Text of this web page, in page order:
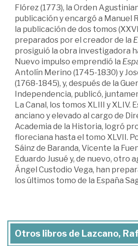
Flórez (1773), la Orden
publicación y encargó a Manuel
la publicación de dos tomos
preparados por el creador de la
prosiguió la obra investigadora
Nuevo impulso emprendió la
Antolín Merino (1745-1830) y
(1768-1845), y, después de la
Independencia, publicó,
La Canal, los tomos XLIII y XLIV.
anciano y elevado al cargo de
Academia de la Historia, logró
floreciana hasta el tomo XLVII.
Sáinz de Baranda, Vicente la
Eduardo Jusué y, de nuevo, otro
Ángel Custodio Vega, han
los últimos tomo de la España
Otros libros de Lazcano,